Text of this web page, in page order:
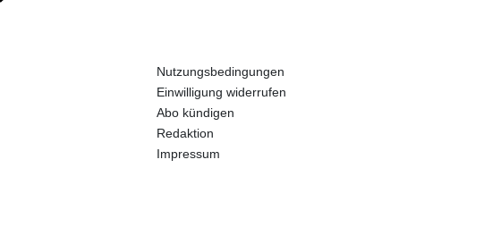
Nutzungsbedingungen
Einwilligung widerrufen
Abo kündigen
Redaktion
Impressum